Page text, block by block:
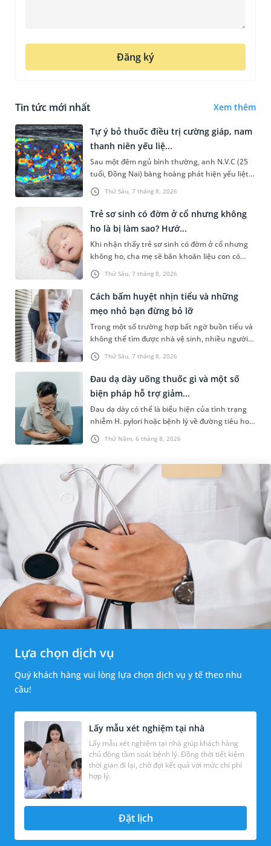
Đăng ký
Tin tức mới nhất Xem thêm
Thứ Sáu, 7 tháng 8, 2026
Tự ý bỏ thuốc điều trị cường giáp, nam
thanh niên yếu liệ...
Sau một đêm ngủ bình thường, anh N.V.C (25
tuổi, Đồng Nai) bàng hoàng phát hiện yếu liệt 2
chân, không thể vận động đi lại được. Kết quả
thăm khám tại Phòng...
Thứ Sáu, 7 tháng 8, 2026
Trẻ sơ sinh có đờm ở cổ nhưng không
ho là bị làm sao? Hướ...
Khi nhận thấy trẻ sơ sinh có đờm ở cổ nhưng
không ho, cha mẹ sẽ băn khoăn liệu con có
đang mắc bệnh đường hô hấp hay không.
Những chia sẻ dưới đây sẽ giúp ch...
Thứ Sáu, 7 tháng 8, 2026
Cách bấm huyệt nhịn tiểu và những
mẹo nhỏ bạn đừng bỏ lỡ
Trong một số trường hợp bất ngờ buồn tiểu và
không thể tìm được nhà vệ sinh, nhiều người
đã áp dụng phương pháp bấm huyệt nhịn tiểu.
Vậy cách bấm huyệt nhịn...
Thứ Năm, 6 tháng 8, 2026
Đau dạ dày uống thuốc gì và một số
biện pháp hỗ trợ giảm...
Đau dạ dày có thể là biểu hiện của tình trạng
nhiễm H. pylori hoặc bệnh lý về đường tiêu hoá
khác. Dựa theo nguyên nhân cụ thể, bác sĩ sẽ
cân nhắc chỉ định p...
Lựa chọn dịch vụ
Quý khách hàng vui lòng lựa chọn dịch vụ y tế theo nhu
cầu!
Lấy mẫu xét nghiệm tại nhà
Lấy mẫu xét nghiệm tại nhà giúp khách hàng
chủ động tầm soát bệnh lý. Đồng thời tiết kiệm
thời gian đi lại, chờ đợi kết quả với mức chi phí
hợp lý.
Đặt lịch